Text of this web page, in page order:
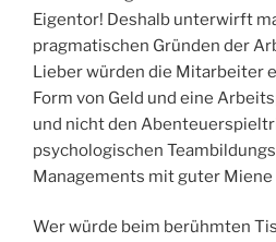
Eigentor! Deshalb unterwirft
pragmatischen Gründen der
Lieber würden die Mitarbeiter
Form von Geld und eine
und nicht den
psychologischen
Managements mit guter
Wer würde beim berühmten